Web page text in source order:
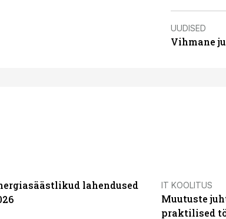
UUDISED
Vihmane
lahendused
IT KOOLITUS
Muutuste
praktilised